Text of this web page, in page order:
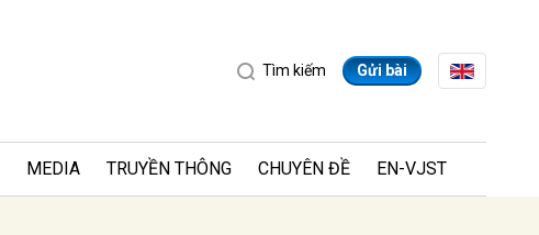
Tìm kiếm Gửi bài
MEDIA TRUYỀN THÔNG CHUYÊN ĐỀ EN-VJST